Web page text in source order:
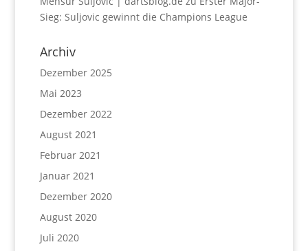
Sieg: Suljovic gewinnt die Champions League
Archiv
Dezember 2025
Mai 2023
Dezember 2022
August 2021
Februar 2021
Januar 2021
Dezember 2020
August 2020
Juli 2020